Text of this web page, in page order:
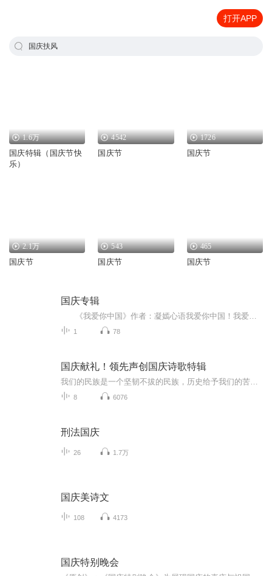
打开APP
国庆扶风
1.6万
国庆特辑（国庆节快
乐）
4542
国庆节
1726
国庆节
2.1万
国庆节
543
国庆节
465
国庆节
国庆专辑
1 78
国庆献礼！领先声创国庆诗歌特辑
8 6076
刑法国庆
26 1.7万
国庆美诗文
108 4173
国庆特别晚会